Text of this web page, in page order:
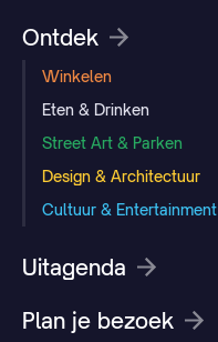
Ontdek
Winkelen
Eten & Drinken
Street Art & Parken
Design & Architectuur
Cultuur & Entertainment
Uitagenda
Plan je bezoek